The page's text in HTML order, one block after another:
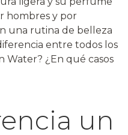
hombres y por
una rutina de belleza
entre todos los
Water? ¿En qué casos
un